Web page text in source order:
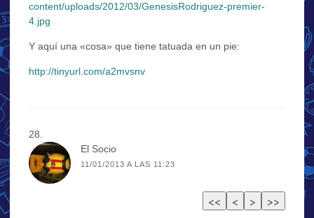
content/uploads/2012/03/GenesisRodriguez-premier-
4.jpg
Y aquí una «cosa» que tiene tatuada en un pie:
http://tinyurl.com/a2mvsnv
El Socio
11/01/2013 A LAS 11:23